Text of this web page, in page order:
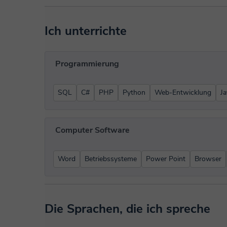
Ich unterrichte
Programmierung
SQL C# PHP Python Web-Entwicklung
Computer Software
Word Betriebssysteme Power Point Browser
Die Sprachen, die ich spreche